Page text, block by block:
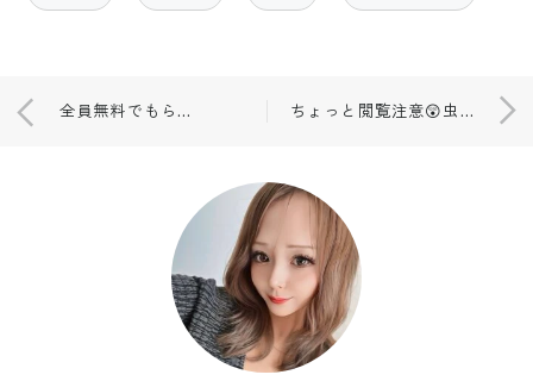
全員無料でもらえる( ﾟдﾟ )♡！！ ちょっと閲覧注意😲虫刺され？🤔